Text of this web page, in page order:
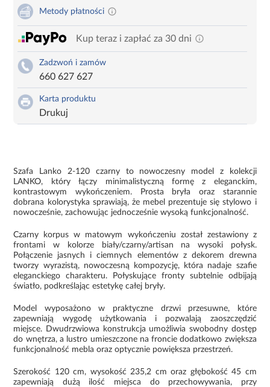
Metody płatności
Kup teraz i zapłać za 30 dni
Zadzwoń i zamów
660 627 627
Karta produktu
Drukuj
Szafa Lanko 2-120 czarny to nowoczesny model z kolekcji
LANKO, który łączy minimalistyczną formę z eleganckim,
kontrastowym wykończeniem. Prosta bryła oraz starannie
dobrana kolorystyka sprawiają, że mebel prezentuje się stylowo i
nowocześnie, zachowując jednocześnie wysoką funkcjonalność.
Czarny korpus w matowym wykończeniu został zestawiony z
frontami w kolorze biały/czarny/artisan na wysoki połysk.
Połączenie jasnych i ciemnych elementów z dekorem drewna
tworzy wyrazistą, nowoczesną kompozycję, która nadaje szafie
eleganckiego charakteru. Połyskujące fronty subtelnie odbijają
światło, podkreślając estetykę całej bryły.
Model wyposażono w praktyczne drzwi przesuwne, które
zapewniają wygodę użytkowania i pozwalają zaoszczędzić
miejsce. Dwudrzwiowa konstrukcja umożliwia swobodny dostęp
do wnętrza, a lustro umieszczone na froncie dodatkowo zwiększa
funkcjonalność mebla oraz optycznie powiększa przestrzeń.
Szerokość 120 cm, wysokość 235,2 cm oraz głębokość 45 cm
zapewniają dużą ilość miejsca do przechowywania, przy